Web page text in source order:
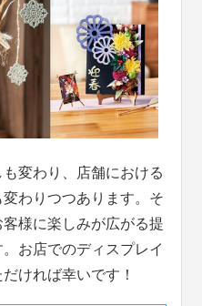
変わり、店舗における
わりつつあります。そ
様に楽しみが広がる提
お店でのディスプレイ
ければ幸いです！